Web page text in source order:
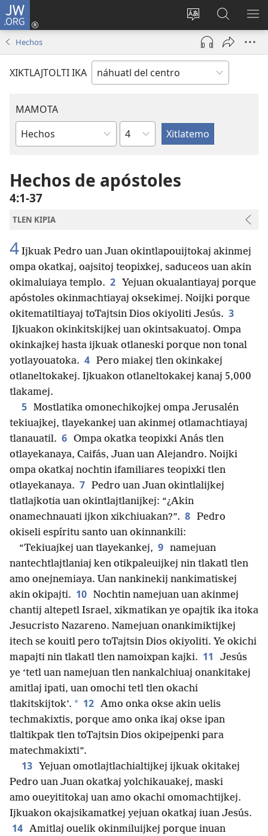
JW.ORG
Xikpatla
tlajtoli sitio
Nikan
tikpeualtis
(xiktlapo
ventana)
Xitlatemo
JW.ORG
Hechos
XIKTLAJTOLTI IKA
MAMOTA
Amochtli
Capítulo
Hechos de apóstoles
4:1-37
TLEN KIPIA
4 Ijkuak Pedro uan Juan okintlapouijtokaj akinmej
ompa okatkaj, oajsitoj teopixkej, saduceos uan akin
okimaluiaya templo. 2
Yejuan okualantiayaj porque
apóstoles okinmachtiayaj oksekimej. Noijki porque
okitematiltiayaj toTajtsin Dios okiyoliti Jesús. 3
Ijkuakon okinkitskijkej uan okintsakuatoj. Ompa
okinkajkej hasta ijkuak otlaneski porque non tonal
yotlayouatoka. 4 Pero miakej tlen okinkakej
otlaneltokakej. Ijkuakon otlaneltokakej kanaj 5,000
tlakamej.
5 Mostlatika omonechikojkej ompa Jerusalén
tekiuajkej, tlayekankej uan akinmej otlamachtiayaj
tlanauatil. 6 Ompa okatka teopixki Anás tlen
otlayekanaya, Caifás, Juan uan Alejandro. Noijki
ompa okatkaj nochtin ifamiliares teopixki tlen
otlayekanaya. 7 Pedro uan Juan okintlalijkej
tlatlajkotia uan okintlajtlanijkej: “¿Akin
onamechnauati ijkon xikchiuakan?”. 8 Pedro
okiseli espíritu santo uan okinnankili:
“Tekiuajkej uan tlayekankej, 9 namejuan
nantechtlajtlaniaj ken otikpaleuijkej nin tlakatl tlen
amo onejnemiaya. Uan nankinekij nankimatiskej
akin okipajti. 10 Nochtin namejuan uan akinmej
chantij altepetl Israel, xikmatikan ye opajtik ika itoka
Jesucristo Nazareno. Namejuan onankimiktijkej
itech se kouitl pero toTajtsin Dios okiyoliti. Ye okichi
mapajti nin tlakatl tlen namoixpan kajki. 11
Jesús
ye ‘tetl uan namejuan tlen nankalchiuaj onankitakej
amitlaj ipati, uan omochi tetl tlen okachi
tlakitskijtok’. * 12 Amo onka okse akin uelis
techmakixtis, porque amo onka ikaj okse ipan
tlaltikpak tlen toTajtsin Dios okipejpenki para
matechmakixti”.
13
Yejuan omotlajtlachialtijkej ijkuak okitakej
Pedro uan Juan okatkaj yolchikauakej, maski
amo oueyititokaj uan amo okachi omomachtijkej.
Ijkuakon okajsikamatkej yejuan okatkaj iuan Jesús.
14 Amitlaj ouelik okinmiluijkej porque inuan